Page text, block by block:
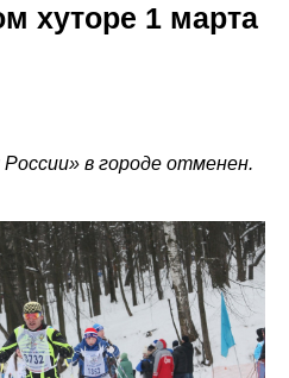
хуторе 1 марта
в городе отменен.